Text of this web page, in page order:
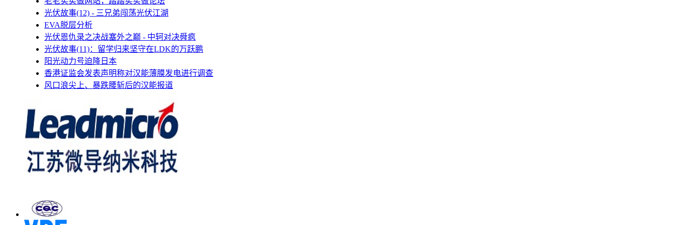
光伏故事(12) - 三兄弟闯荡光伏江湖
EVA脱层分析
光伏恩仇录之决战塞外之巅 - 中轲对决舜疯
光伏故事(11)：留学归来坚守在LDK的万跃鹏
阳光动力号迫降日本
香港证监会发表声明称对汉能薄膜发电进行调查
风口浪尖上、暴跌腰斩后的汉能报道